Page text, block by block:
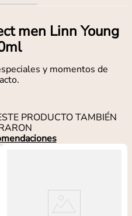
men Linn Young
y momentos de
PRODUCTO TAMBIÉN